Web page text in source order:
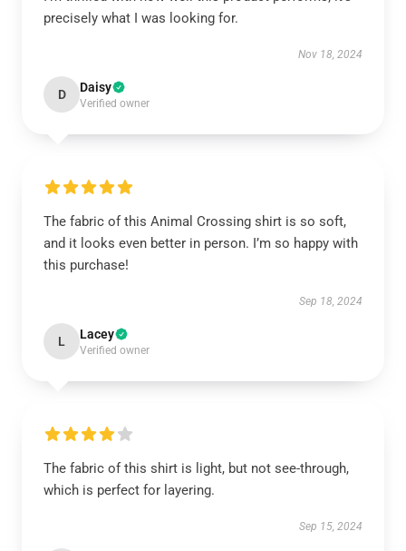
precisely what I was looking for.
Nov 18, 2024
D Daisy
Verified owner
The fabric of this Animal Crossing shirt is so soft,
and it looks even better in person. I’m so happy with
this purchase!
Sep 18, 2024
L Lacey
Verified owner
The fabric of this shirt is light, but not see-through,
which is perfect for layering.
Sep 15, 2024